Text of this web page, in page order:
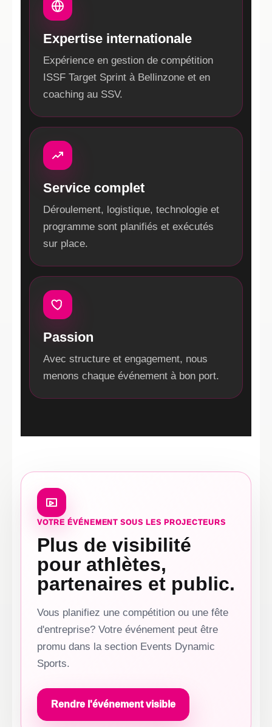
Expertise internationale
Expérience en gestion de compétition
ISSF Target Sprint à Bellinzone et en
coaching au SSV.
Service complet
Déroulement, logistique, technologie et
programme sont planifiés et exécutés
sur place.
Passion
Avec structure et engagement, nous
menons chaque événement à bon port.
VOTRE ÉVÉNEMENT SOUS LES PROJECTEURS
Plus de visibilité
pour athlètes,
partenaires et public.
Vous planifiez une compétition ou une fête
d'entreprise? Votre événement peut être
promu dans la section Events Dynamic
Sports.
Rendre l'événement visible